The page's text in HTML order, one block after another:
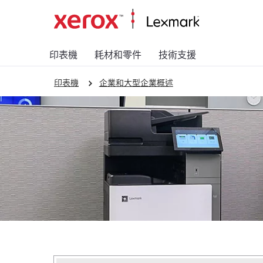
印表機 耗材和零件 技術支援
印表機 企業和大型企業概述